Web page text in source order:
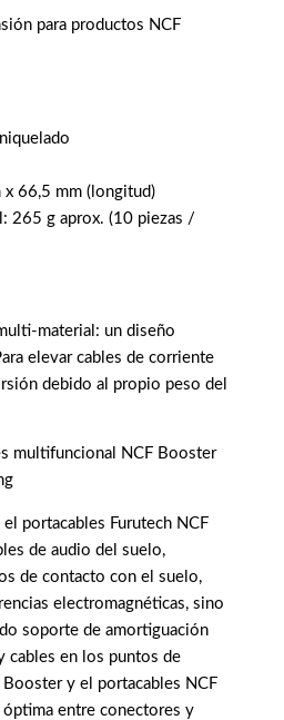
para productos NCF
66,5 mm (longitud)
265 g aprox. (10 piezas /
material: un diseño
elevar cables de corriente
debido al propio peso del
multifuncional NCF Booster
portacables Furutech NCF
de audio del suelo,
de contacto con el suelo,
electromagnéticas, sino
soporte de amortiguación
cables en los puntos de
y el portacables NCF
entre conectores y